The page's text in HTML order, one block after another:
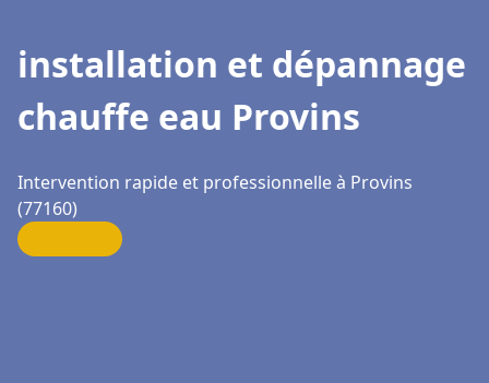
installation et dépannage
chauffe eau Provins
Intervention rapide et professionnelle à Provins
(77160)